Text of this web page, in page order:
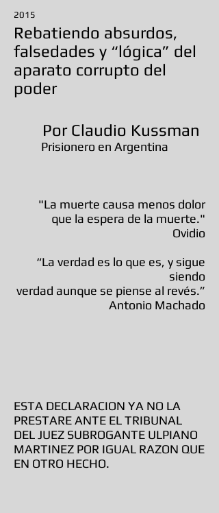
2015
Rebatiendo absurdos,
falsedades y “lógica” del
aparato corrupto del
poder
Por Claudio Kussman
Prisionero en Argentina
"La muerte causa menos dolor
que la espera de la muerte."
Ovidio
“La verdad es lo que es, y sigue
siendo
verdad aunque se piense al revés.”
Antonio Machado
ESTA DECLARACION YA NO LA
PRESTARE ANTE EL TRIBUNAL
DEL JUEZ SUBROGANTE ULPIANO
MARTINEZ POR IGUAL RAZON QUE
EN OTRO HECHO.